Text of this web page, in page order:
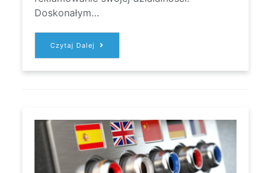
Doskonałym…
Czytaj Dalej
REKLAMA
–
OD